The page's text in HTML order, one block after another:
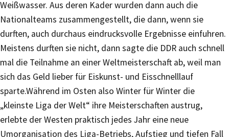
Weißwasser. Aus deren Kader wurden dann auch die
Nationalteams zusammengestellt, die dann, wenn sie
durften, auch durchaus eindrucksvolle Ergebnisse einfuhren.
Meistens durften sie nicht, dann sagte die DDR auch schnell
mal die Teilnahme an einer Weltmeisterschaft ab, weil man
sich das Geld lieber für Eiskunst- und Eisschnelllauf
sparte.Während im Osten also Winter für Winter die
„kleinste Liga der Welt“ ihre Meisterschaften austrug,
erlebte der Westen praktisch jedes Jahr eine neue
Umorganisation des Liga-Betriebs, Aufstieg und tiefen Fall